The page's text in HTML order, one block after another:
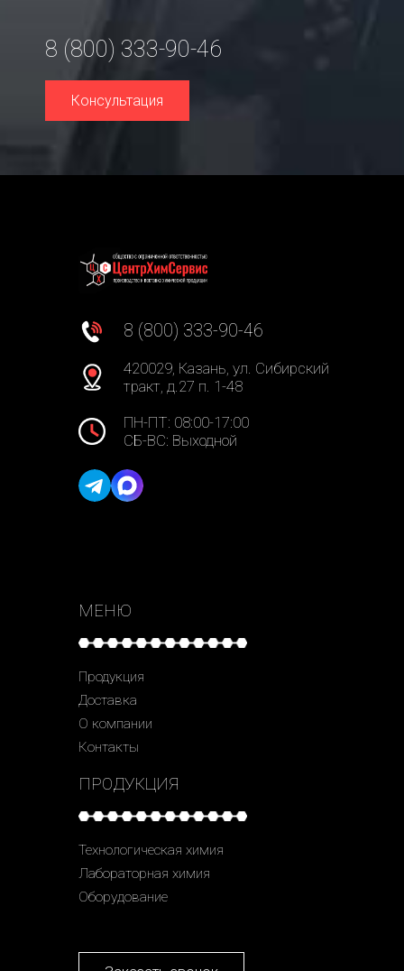
8 (800) 333-90-46
Консультация
8 (800) 333-90-46
420029, Казань, ул. Сибирский
тракт, д.27 п. 1-48
ПН-ПТ: 08:00-17:00
СБ-ВС: Выходной
МЕНЮ
Продукция
Доставка
О компании
Контакты
ПРОДУКЦИЯ
Технологическая химия
Лабораторная химия
Оборудование